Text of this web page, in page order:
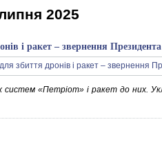
2025
і ракет – звернення Президента
систем «Петріот» і ракет до них.